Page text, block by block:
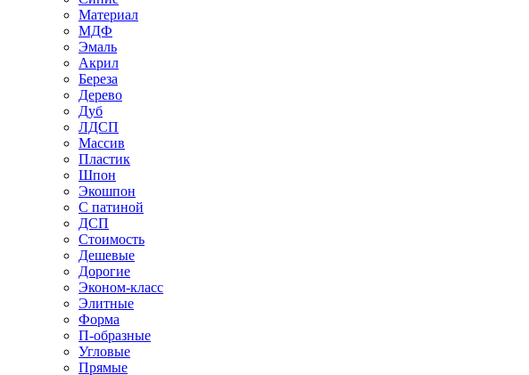
Материал
МДФ
Эмаль
Акрил
Береза
Дерево
Дуб
ЛДСП
Массив
Пластик
Шпон
Экошпон
С патиной
ДСП
Стоимость
Дешевые
Дорогие
Эконом-класс
Элитные
Форма
П-образные
Угловые
Прямые